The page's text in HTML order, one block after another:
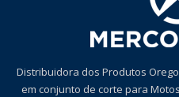
Distribuidora dos Produtos
em conjunto de corte para